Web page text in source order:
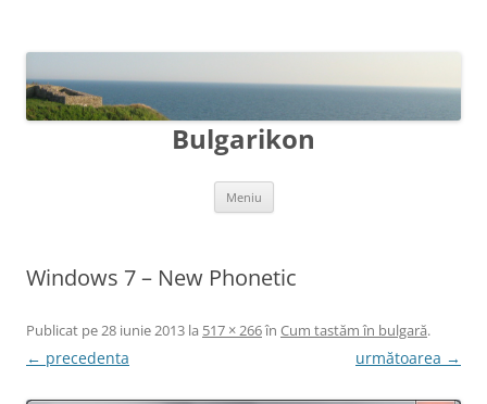
Bulgarikon
Meniu Sari
conținut
Windows 7 – New Phonetic
Publicat pe28 iunie 2013 la 517 × 266în Cum tastăm în bulgară.
← precedenta următoarea →